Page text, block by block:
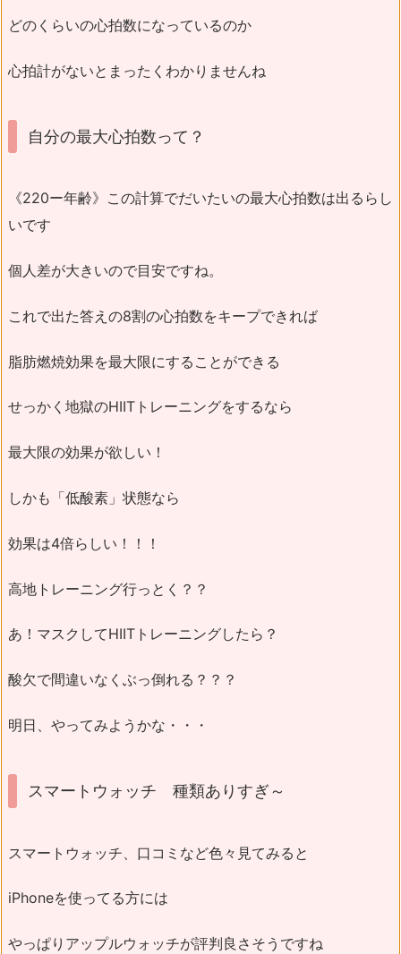
どのくらいの心拍数になっているのか
心拍計がないとまったくわかりませんね
自分の最大心拍数って？
《220ー年齢》この計算でだいたいの最大心拍数は出るらし
いです
個人差が大きいので目安ですね。
これで出た答えの8割の心拍数をキープできれば
脂肪燃焼効果を最大限にすることができる
せっかく地獄のHIITトレーニングをするなら
最大限の効果が欲しい！
しかも「低酸素」状態なら
効果は4倍らしい！！！
高地トレーニング行っとく？？
あ！マスクしてHIITトレーニングしたら？
酸欠で間違いなくぶっ倒れる？？？
明日、やってみようかな・・・
スマートウォッチ 種類ありすぎ～
スマートウォッチ、口コミなど色々見てみると
iPhoneを使ってる方には
やっぱりアップルウォッチが評判良さそうですね